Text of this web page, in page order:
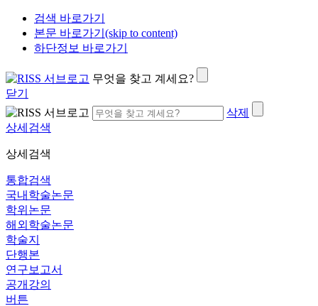
검색 바로가기
본문 바로가기(skip to content)
하단정보 바로가기
무엇을 찾고 계세요?
닫기
삭제
상세검색
상세검색
통합검색
국내학술논문
학위논문
해외학술논문
학술지
단행본
연구보고서
공개강의
버튼